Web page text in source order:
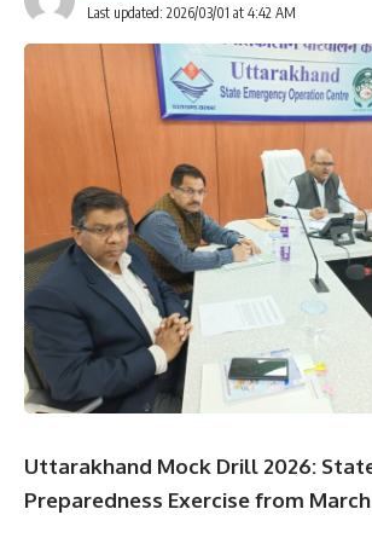
Last updated: 2026/03/01 at 4:42 AM
Uttarakhand Mock Drill 2026:
Preparedness Exercise from March